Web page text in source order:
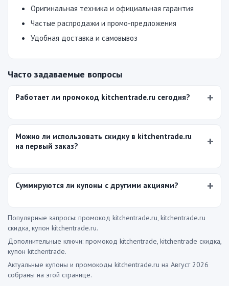
Оригинальная техника и официальная гарантия
Частые распродажи и промо-предложения
Удобная доставка и самовывоз
Часто задаваемые вопросы
Работает ли промокод kitchentrade.ru сегодня?
Можно ли использовать скидку в kitchentrade.ru
на первый заказ?
Суммируются ли купоны с другими акциями?
Популярные запросы: промокод kitchentrade.ru, kitchentrade.ru
скидка, купон kitchentrade.ru.
Дополнительные ключи: промокод kitchentrade, kitchentrade скидка,
купон kitchentrade.
Актуальные купоны и промокоды kitchentrade.ru на Август 2026
собраны на этой странице.